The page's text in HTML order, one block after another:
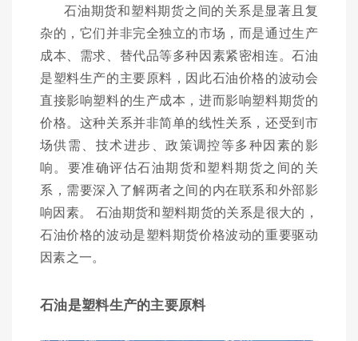
石油期货和塑料期货之间的关系是显著且复
杂的，它们并非完全独立的市场，而是通过生产
成本、需求、替代品等多种因素紧密相连。石油
是塑料生产的主要原料，因此石油价格的波动会
直接影响塑料的生产成本，进而影响塑料期货的
价格。这种关系并非简单的线性关系，还受到市
场供需、技术进步、政策调控等多种因素的影
响。要准确评估石油期货和塑料期货之间的关
系，需要深入了解两者之间的内在联系和外部影
响因素。 石油期货和塑料期货的关系是很大的，
石油价格的波动是塑料期货价格波动的重要驱动
因素之一。
石油是塑料生产的主要原料